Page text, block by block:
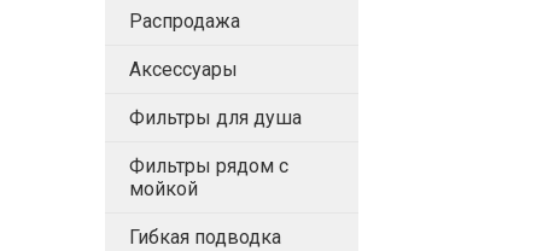
Распродажа
Аксессуары
Фильтры для душа
Фильтры рядом с
мойкой
Гибкая подводка